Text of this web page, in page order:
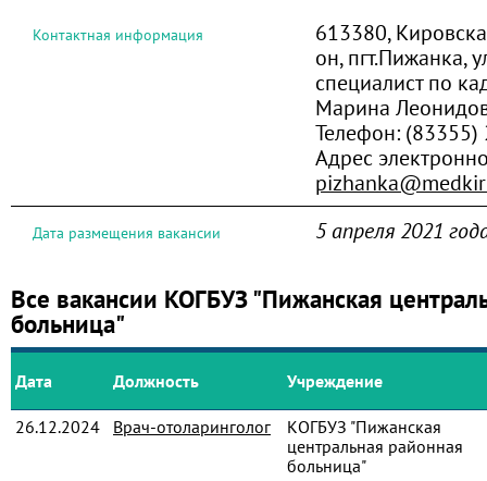
Контактная информация
613380,
он, пгт.Пижанка,
специалист по
Марина
Телефон: (83355)
Адрес
Дата размещения вакансии 5 апреля 2021
Все вакансии КОГБУЗ "Пижанская
больница"
Дата Должность Учреждение
26.12.2024 Врач-отоларинголог
КОГБУЗ "Пижанская
центральная районная
больница"